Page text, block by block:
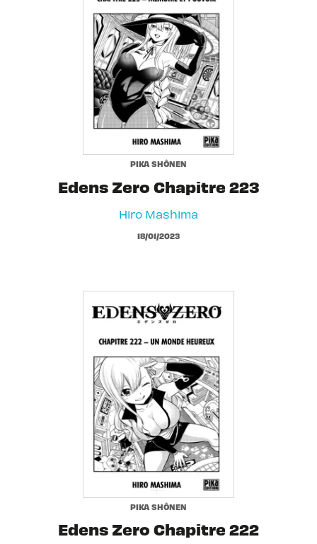
PIKA SHÔNEN
Edens Zero Chapitre 223
Hiro Mashima
18/01/2023
PIKA SHÔNEN
Edens Zero Chapitre 222